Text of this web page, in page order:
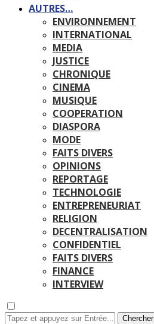
AUTRES…
ENVIRONNEMENT
INTERNATIONAL
MEDIA
JUSTICE
CHRONIQUE
CINEMA
MUSIQUE
COOPERATION
DIASPORA
MODE
FAITS DIVERS
OPINIONS
REPORTAGE
TECHNOLOGIE
ENTREPRENEURIAT
RELIGION
DECENTRALISATION
CONFIDENTIEL
FAITS DIVERS
FINANCE
INTERVIEW
Chercher